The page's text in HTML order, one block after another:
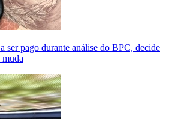
ser pago durante análise do BPC, decide
muda